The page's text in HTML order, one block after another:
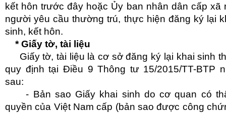
kết hôn trước đây hoặc Ủy ban nhân dân cấp xã
người yêu cầu thường trú, thực hiện đăng ký lại
sinh, kết hôn.
* Giấy tờ, tài liệu
Giấy tờ, tài liệu là cơ sở đăng ký lại khai sinh
quy định tại Điều 9 Thông tư 15/2015/TT-BTP
sau:
- Bản sao Giấy khai sinh do cơ quan có
quyền của Việt Nam cấp (bản sao được công